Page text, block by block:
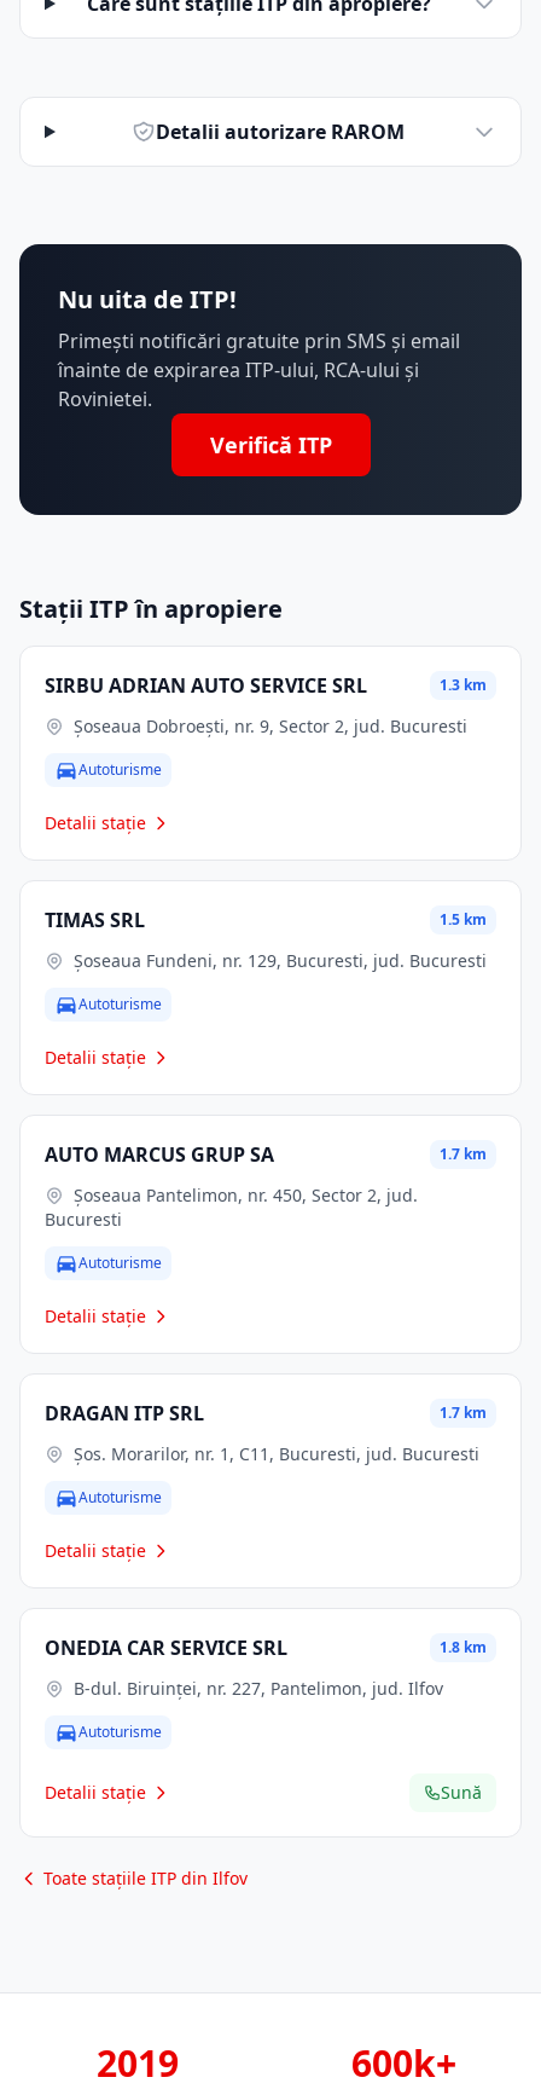
Detalii autorizare RAROM
Nu uita de ITP!
Primești notificări gratuite prin SMS și email
înainte de expirarea ITP-ului, RCA-ului și
Rovinietei.
Verifică ITP
Stații ITP în apropiere
SIRBU ADRIAN AUTO SERVICE SRL 1.3 km
Șoseaua Dobroești, nr. 9, Sector 2, jud. Bucuresti
Autoturisme
Detalii stație
TIMAS SRL 1.5 km
Șoseaua Fundeni, nr. 129, Bucuresti, jud. Bucuresti
Autoturisme
Detalii stație
AUTO MARCUS GRUP SA 1.7 km
Bucuresti
Autoturisme
Detalii stație
DRAGAN ITP SRL 1.7 km
Şos. Morarilor, nr. 1, C11, Bucuresti, jud. Bucuresti
Autoturisme
Detalii stație
ONEDIA CAR SERVICE SRL 1.8 km
B-dul. Biruinţei, nr. 227, Pantelimon, jud. Ilfov
Autoturisme
Detalii stație Sună
Toate stațiile ITP din Ilfov
2019 600k+